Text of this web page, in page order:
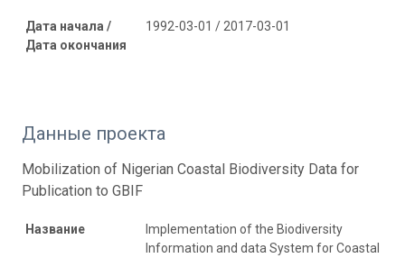
Дата начала /
Дата окончания
1992-03-01 / 2017-03-01
Данные проекта
Mobilization of Nigerian Coastal Biodiversity Data for
Publication to GBIF
Название
Implementation of the Biodiversity
Information and data System for Coastal